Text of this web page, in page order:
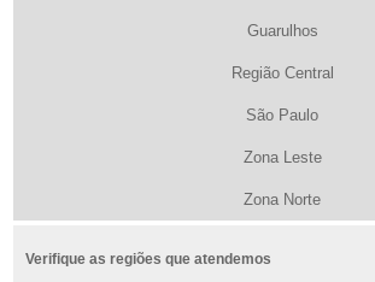
Guarulhos
Região Central
São Paulo
Zona Leste
Zona Norte
Verifique as regiões que atendemos